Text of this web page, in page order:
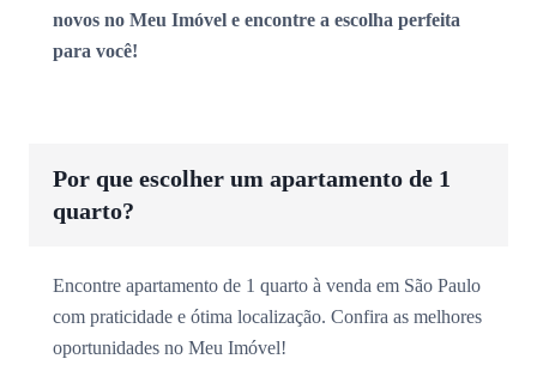
novos no Meu Imóvel e encontre a escolha perfeita
para você!
Por que escolher um apartamento de 1
quarto?
Encontre apartamento de 1 quarto à venda em São Paulo
com praticidade e ótima localização. Confira as melhores
oportunidades no Meu Imóvel!